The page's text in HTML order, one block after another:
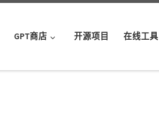
GPT商店 开源项目 在线工具